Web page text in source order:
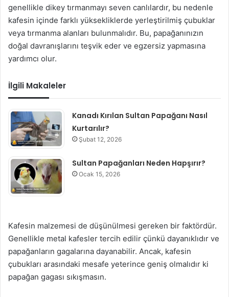
genellikle dikey tırmanmayı seven canlılardır, bu nedenle
kafesin içinde farklı yüksekliklerde yerleştirilmiş çubuklar
veya tırmanma alanları bulunmalıdır. Bu, papağanınızın
doğal davranışlarını teşvik eder ve egzersiz yapmasına
yardımcı olur.
İlgili Makaleler
Kanadı Kırılan Sultan Papağanı Nasıl
Kurtarılır?
Şubat 12, 2026
Sultan Papağanları Neden Hapşırır?
Ocak 15, 2026
Kafesin malzemesi de düşünülmesi gereken bir faktördür.
Genellikle metal kafesler tercih edilir çünkü dayanıklıdır ve
papağanların gagalarına dayanabilir. Ancak, kafesin
çubukları arasındaki mesafe yeterince geniş olmalıdır ki
papağan gagası sıkışmasın.